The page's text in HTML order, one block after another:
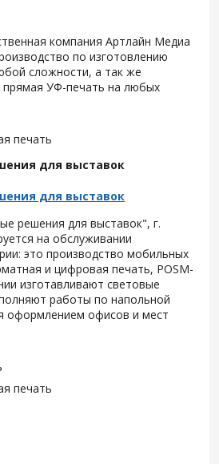
компания Артлайн Медиа
по изготовлению
сложности, а так же
УФ-печать на любых
печать
для выставок
для выставок
решения для выставок", г.
на обслуживании
это производство мобильных
и цифровая печать, POSM-
изготавливают световые
работы по напольной
оформлением офисов и мест
печать